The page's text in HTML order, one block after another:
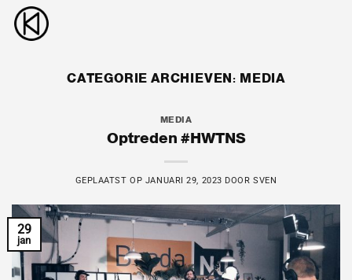
naar
CATEGORIE ARCHIEVEN: MEDIA
MEDIA
Optreden #HWTNS
GEPLAATST OP JANUARI 29, 2023 DOORSVEN
29
jan